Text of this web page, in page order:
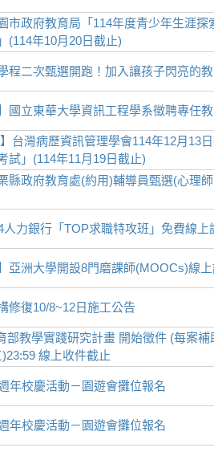
市政府教育局「114年度青少年生涯
(114年10月20日截止)
程二次甄選開跑！加入讓孩子閃亮的
國立東華大學資訊工程學系徵聘專任
】台灣病歷資訊管理學會114年12月13
試」(114年11月19日截止)
縣政府教育處(約用)輔導員甄選(心理
人力銀行「TOP求職特攻班」免費線上
亞洲大學開設8門磨課師(MOOCs)線
修復10/8~12日施工公告
部教學實踐研究計畫 開始徵件 (每案
線上收件截止
年校慶活動－園遊會攤位報名
年校慶活動－園遊會攤位報名